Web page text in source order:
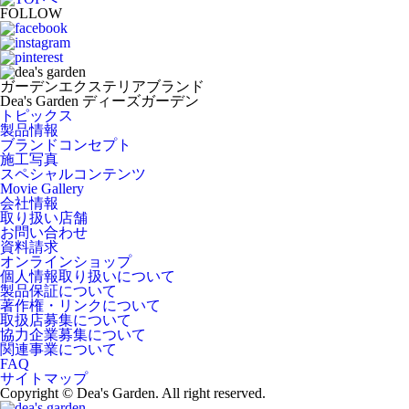
FOLLOW
ガーデンエクステリアブランド
Dea's Garden ディーズガーデン
トピックス
製品情報
ブランドコンセプト
施工写真
スペシャルコンテンツ
Movie Gallery
会社情報
取り扱い店舗
お問い合わせ
資料請求
オンラインショップ
個人情報取り扱いについて
製品保証について
著作権・リンクについて
取扱店募集について
協力企業募集について
関連事業について
FAQ
サイトマップ
Copyright © Dea's Garden. All right reserved.